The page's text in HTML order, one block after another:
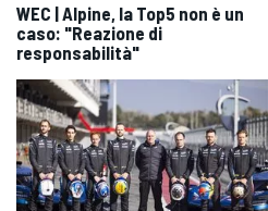
WEC | Alpine, la Top5 non è un
caso: "Reazione di
responsabilità"